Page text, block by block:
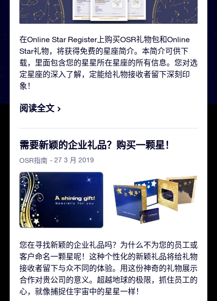
在Online Star Register上购买OSR礼物包和Online
Star礼物，将获得免费的星座简介。本简介可供下
载，里面包含您的星星所在星座的所有信息。您对选
定星座的深入了解，定能给礼物接收者留下深刻印
象！
阅读全文
需要新颖的企业礼品？购买一颗星！
OSR指南 - 27 3 月 2019
您在寻找新颖的企业礼品吗？为什么不为您的员工或
客户命名一颗星呢！这种个性化的新颖礼品将给礼物
接收者留下与众不同的体验。用这份神奇的礼物展示
合作对贵公司的意义。超越地球的极限，抓住员工的
心，就像捕捉住宇宙中的星星一样！